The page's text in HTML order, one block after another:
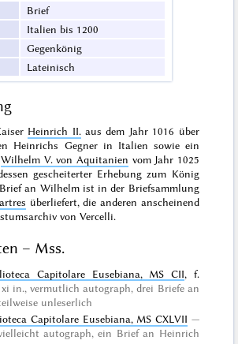
Brief
Italien bis 1200
Gegenkönig
Lateinisch
Heinrich II.aus dem Jahr 1016 über
Heinrichs Gegner in Italien sowie ein
Wilhelm V. von Aquitanien vom Jahr 1025
gescheiterter Erhebung zum König
an Wilhelm ist in der Briefsammlung
überliefert, die anderen anscheinend
von Vercelli.
– Mss.
Capitolare Eusebiana, MS CII, f.
xi in., vermutlichautograph, drei Briefe an
unleserlich
Capitolare Eusebiana, MS CXLVII
autograph, ein Brief an Heinrich